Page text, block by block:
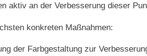
aktiv an der Verbesserung dieser
konkreten Maßnahmen:
der Farbgestaltung zur